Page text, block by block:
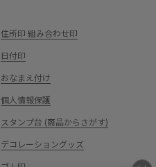
住所印 組み合わせ印
日付印
おなまえ付け
個人情報保護
スタンプ台 (商品からさがす)
デコレーショングッズ